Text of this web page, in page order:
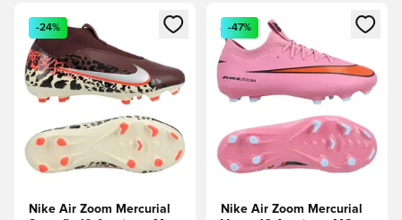
Otvorí modál na prihlásenie alebo registráciu ako člen
-24%
Nike Air Zoom Mercurial
Otvorí modál na prihlásenie
-47%
Nike Air Zoom Mercurial